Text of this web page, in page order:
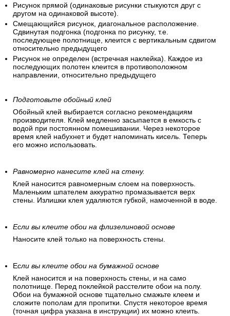
Рисунок прямой (одинаковые рисунки стыкуются друг с
другом на одинаковой высоте).
Смещающийся рисунок, диагональное расположение.
Сдвинутая подгонка (подгонка по рисунку, т.е.
последующее полотнище, клеится с вертикальным сдвигом
относительно предыдущего
Рисунок не определен (встречная наклейка). Каждое из
последующих полотен клеится в противоположном
направлении, относительно предыдущего
Подготовьте обойный клей
Обойный клей выбирается согласно рекомендациям
производителя. Клей медленно засыпается в емкость с
водой при постоянном помешивании. Через некоторое
время клей набухнет и будет напоминать кисель. Теперь
его можно использовать.
Равномерно нанесите клей на стену.
Клей наносится равномерным слоем на поверхность.
Маленьким шпателем аккуратно промазывается верх
стены. Излишки клея удаляются губкой, намоченной в воде.
Если вы клеите обои на флизелиновой основе
Наносите клей только на поверхность стены.
Если вы клеите обои на бумажной основе
Клей наносится и на поверхность стены, и на само
полотнище. Перед поклейкой расстелите обои на полу.
Обои на бумажной основе тщательно смажьте клеем и
сложите пополам для пропитки. Спустя некоторое время
(точная цифра указана в инструкции) их можно клеить.